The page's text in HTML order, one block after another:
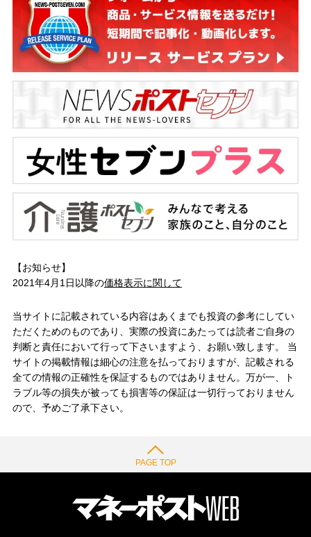
【お知らせ】
2021年4月1日以降の価格表示に関して
当サイトに記載されている内容はあくまでも投資の参考にしてい
ただくためのものであり、実際の投資にあたっては読者ご自身の
判断と責任において行って下さいますよう、お願い致します。 当
サイトの掲載情報は細心の注意を払っておりますが、記載される
全ての情報の正確性を保証するものではありません。万が一、ト
ラブル等の損失が被っても損害等の保証は一切行っておりません
ので、予めご了承下さい。
PAGE TOP